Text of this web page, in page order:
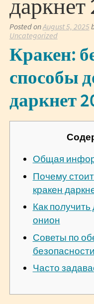
Posted onAugust 5, 2025
Uncategorized
Кракен:
способы
даркнет
Общая
Почему
кракен
Как получить
онион
Советы по
безопасности
Часто